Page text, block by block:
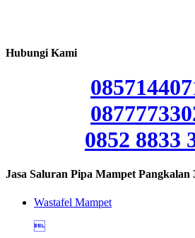
Hubungi Kami
0852 8833
Jasa Saluran Pipa Mampet Pangkalan
Wastafel Mampet
